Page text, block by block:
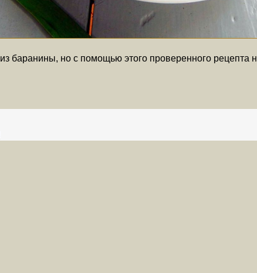
баранины, но с помощью этого проверенного